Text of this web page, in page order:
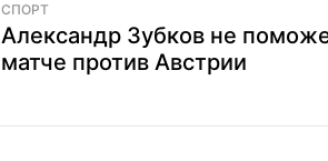
СПОРТ
Александр Зубков не
матче против Австрии